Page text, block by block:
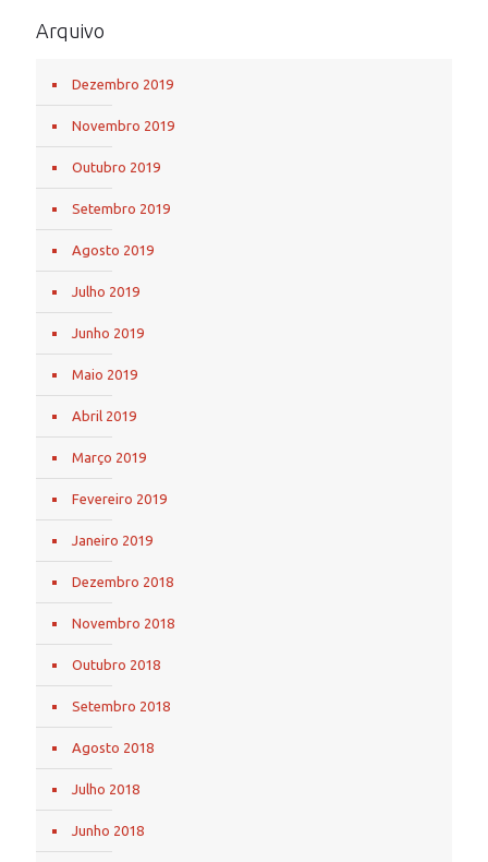
Arquivo
Dezembro 2019
Novembro 2019
Outubro 2019
Setembro 2019
Agosto 2019
Julho 2019
Junho 2019
Maio 2019
Abril 2019
Março 2019
Fevereiro 2019
Janeiro 2019
Dezembro 2018
Novembro 2018
Outubro 2018
Setembro 2018
Agosto 2018
Julho 2018
Junho 2018